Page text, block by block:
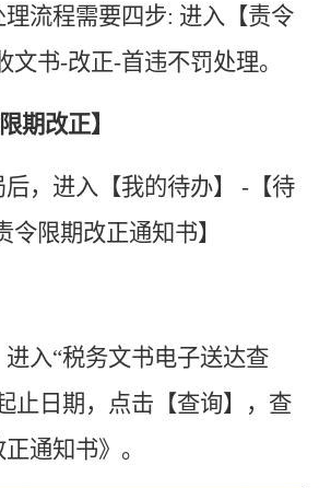
流程需要四步: 进入【责令
文书-改正-首违不罚处理。
期改正】
，进入【我的待办】
-【待
令限期改正通知书】
进入“税务文书电子送达查
止日期，点击【查询】，查
通知书》。